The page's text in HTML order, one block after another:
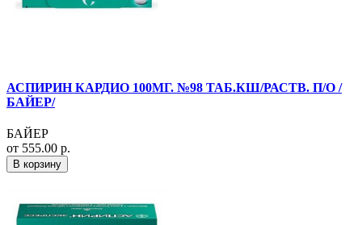
АСПИРИН КАРДИО 100МГ. №98 ТАБ.КШ/РАСТВ. П/О /
БАЙЕР/
БАЙЕР
от 555.00 р.
В корзину